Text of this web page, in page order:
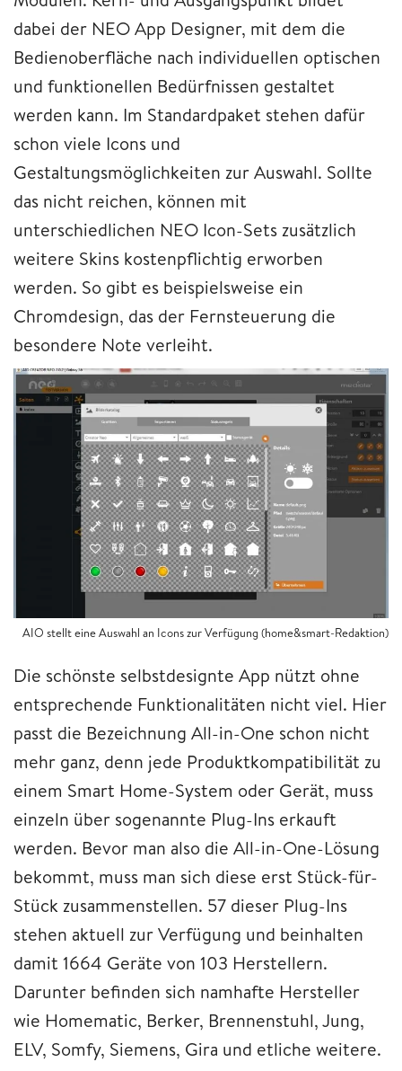
dabei der NEO App Designer, mit dem die
Bedienoberfläche nach individuellen optischen
und funktionellen Bedürfnissen gestaltet
werden kann. Im Standardpaket stehen dafür
schon viele Icons und
Gestaltungsmöglichkeiten zur Auswahl. Sollte
das nicht reichen, können mit
unterschiedlichen NEO Icon-Sets zusätzlich
weitere Skins kostenpflichtig erworben
werden. So gibt es beispielsweise ein
Chromdesign, das der Fernsteuerung die
besondere Note verleiht.
AIO stellt eine Auswahl an Icons zur Verfügung (home&smart-Redaktion)
Die schönste selbstdesignte App nützt ohne
entsprechende Funktionalitäten nicht viel. Hier
passt die Bezeichnung All-in-One schon nicht
mehr ganz, denn jede Produktkompatibilität zu
einem Smart Home-System oder Gerät, muss
einzeln über sogenannte Plug-Ins erkauft
werden. Bevor man also die All-in-One-Lösung
bekommt, muss man sich diese erst Stück-für-
Stück zusammenstellen. 57 dieser Plug-Ins
stehen aktuell zur Verfügung und beinhalten
damit 1664 Geräte von 103 Herstellern.
Darunter befinden sich namhafte Hersteller
wie Homematic, Berker, Brennenstuhl, Jung,
ELV, Somfy, Siemens, Gira und etliche weitere.